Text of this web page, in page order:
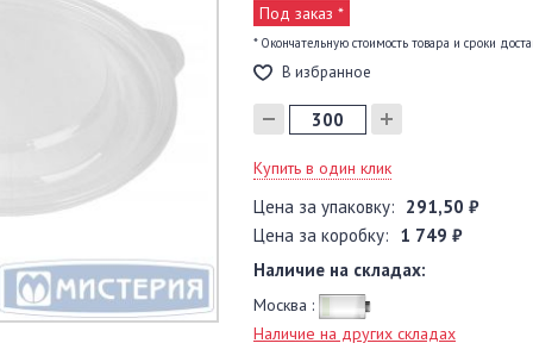
Под заказ *
* Окончательную стоимость товара и сроки
В избранное
Купить в один клик
Цена за упаковку: 291,50 ₽
Цена за коробку: 1 749 ₽
Наличие на складах:
Москва :
Наличие на других складах